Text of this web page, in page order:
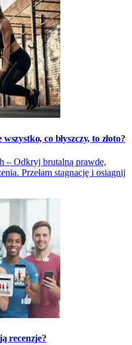
co błyszczy, to złoto?
– Odkryj brutalną prawdę,
Przełam stagnację i osiągnij
recenzje?